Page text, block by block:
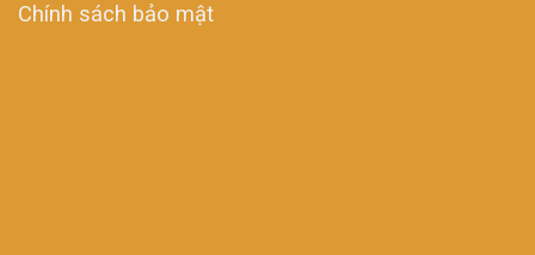
Chính sách bảo mật